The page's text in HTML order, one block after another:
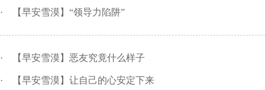
· 【早安雪漠】“领导力陷阱”
· 【早安雪漠】恶友究竟什么样子
· 【早安雪漠】让自己的心安定下来